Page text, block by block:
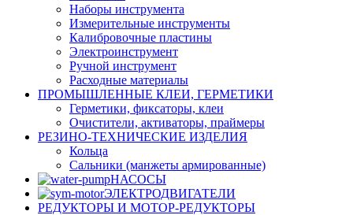
Наборы инструмента
Измерительные инструменты
Калибровочные пластины
Электроинструмент
Ручной инструмент
Расходные материалы
ПРОМЫШЛЕННЫЕ КЛЕИ, ГЕРМЕТИКИ
Герметики, фиксаторы, клеи
Очистители, активаторы, праймеры
РЕЗИНО-ТЕХНИЧЕСКИЕ ИЗДЕЛИЯ
Кольца
Сальники (манжеты армированные)
НАСОСЫ
ЭЛЕКТРОДВИГАТЕЛИ
РЕДУКТОРЫ И МОТОР-РЕДУКТОРЫ